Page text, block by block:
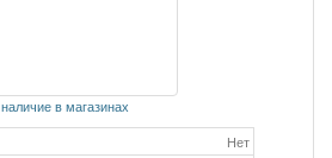
наличие в магазинах
Нет